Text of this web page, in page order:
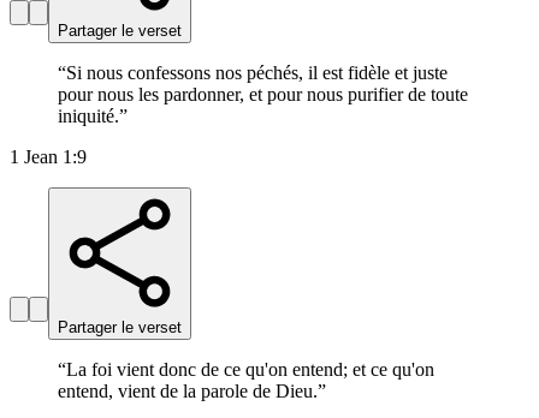
Partager le verset
“Si nous confessons nos péchés, il est fidèle et juste
pour nous les pardonner, et pour nous purifier de toute
iniquité.”
1 Jean 1:9
Partager le verset
“La foi vient donc de ce qu'on entend; et ce qu'on
entend, vient de la parole de Dieu.”